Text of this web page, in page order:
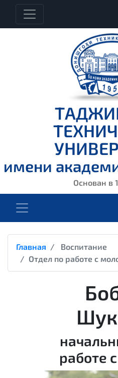
имени
Основан в
Главная
Воспитание
Отдел по работе с
работе